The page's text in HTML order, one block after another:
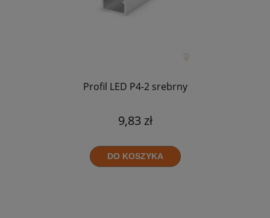
Profil LED P4-2 srebrny
9,83 zł
DO KOSZYKA